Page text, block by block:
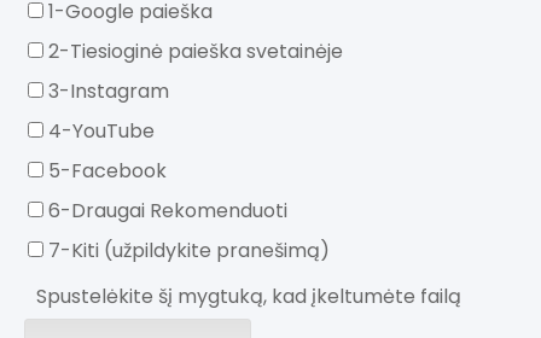
1-Google paieška
2-Tiesioginė paieška svetainėje
3-Instagram
4-YouTube
5-Facebook
6-Draugai Rekomenduoti
7-Kiti (užpildykite pranešimą)
Spustelėkite šį mygtuką, kad įkeltumėte failą